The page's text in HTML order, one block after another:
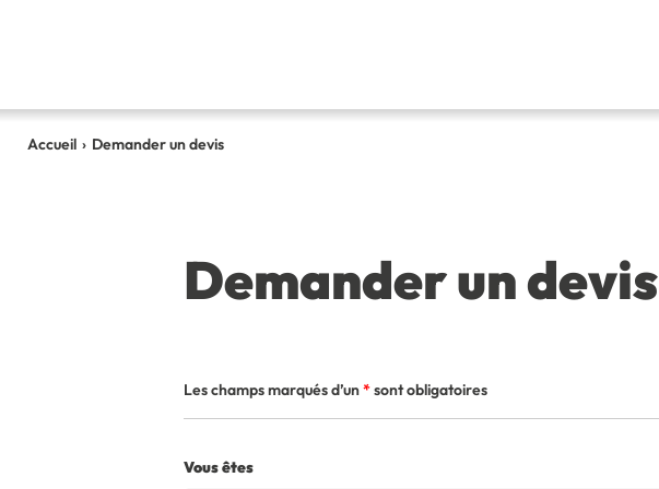
Accueil › Demander un devis
Demander un devis
Les champs marqués d’un*sont obligatoires
Vous êtes